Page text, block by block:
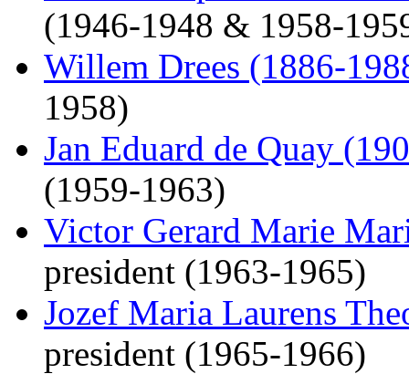
(1946-1948 & 1958-
Willem Drees (1886-
1958)
Jan Eduard de Quay
(1959-1963)
Victor Gerard Marie
president (1963-1965)
Jozef Maria Laurens
president (1965-1966)